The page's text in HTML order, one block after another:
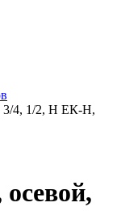
3/4, 1/2, Н ЕК-Н,